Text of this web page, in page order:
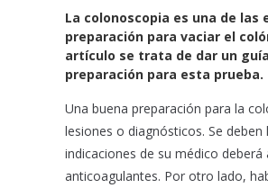
c
e
b
o
k
a
t
s
A
p
p
a
l
La colonoscopia es una de
preparación para vaciar el
artículo se trata de dar un
preparación para esta prueba.
Una buena preparación para la
lesiones o diagnósticos. Se
indicaciones de su médico
anticoagulantes. Por otro lado,